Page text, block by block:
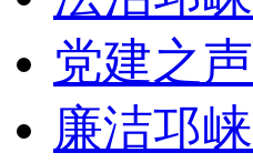
党建之声
廉洁邛崃